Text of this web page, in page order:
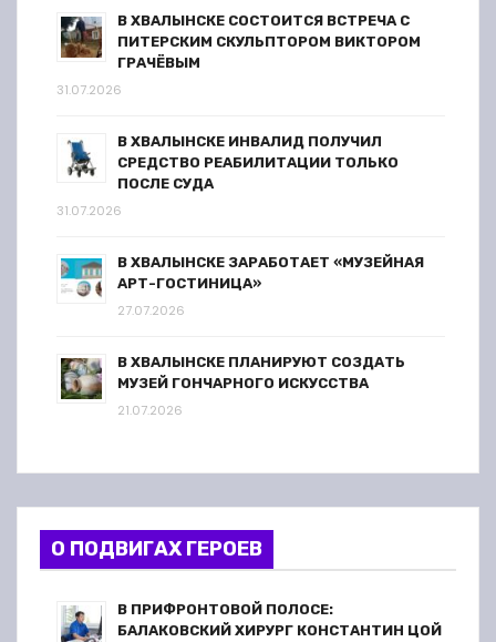
В ХВАЛЫНСКЕ СОСТОИТСЯ ВСТРЕЧА С
ПИТЕРСКИМ СКУЛЬПТОРОМ ВИКТОРОМ
ГРАЧЁВЫМ
31.07.2026
В ХВАЛЫНСКЕ ИНВАЛИД ПОЛУЧИЛ
СРЕДСТВО РЕАБИЛИТАЦИИ ТОЛЬКО
ПОСЛЕ СУДА
31.07.2026
В ХВАЛЫНСКЕ ЗАРАБОТАЕТ «МУЗЕЙНАЯ
АРТ-ГОСТИНИЦА»
27.07.2026
В ХВАЛЫНСКЕ ПЛАНИРУЮТ СОЗДАТЬ
МУЗЕЙ ГОНЧАРНОГО ИСКУССТВА
21.07.2026
О ПОДВИГАХ ГЕРОЕВ
В ПРИФРОНТОВОЙ ПОЛОСЕ:
БАЛАКОВСКИЙ ХИРУРГ КОНСТАНТИН ЦОЙ